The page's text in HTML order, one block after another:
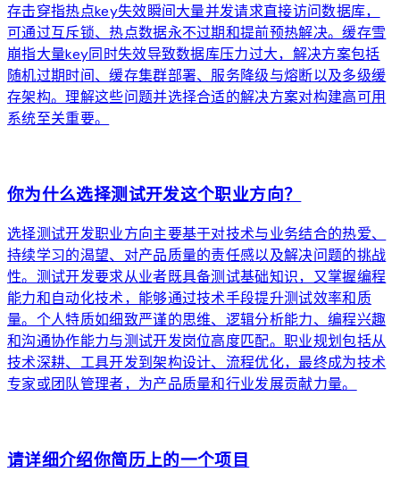
存击穿指热点key失效瞬间大量并发请求直接访问数据库，
可通过互斥锁、热点数据永不过期和提前预热解决。缓存雪
崩指大量key同时失效导致数据库压力过大，解决方案包括
随机过期时间、缓存集群部署、服务降级与熔断以及多级缓
存架构。理解这些问题并选择合适的解决方案对构建高可用
系统至关重要。
你为什么选择测试开发这个职业方向？
选择测试开发职业方向主要基于对技术与业务结合的热爱、
持续学习的渴望、对产品质量的责任感以及解决问题的挑战
性。测试开发要求从业者既具备测试基础知识，又掌握编程
能力和自动化技术，能够通过技术手段提升测试效率和质
量。个人特质如细致严谨的思维、逻辑分析能力、编程兴趣
和沟通协作能力与测试开发岗位高度匹配。职业规划包括从
技术深耕、工具开发到架构设计、流程优化，最终成为技术
专家或团队管理者，为产品质量和行业发展贡献力量。
请详细介绍你简历上的一个项目